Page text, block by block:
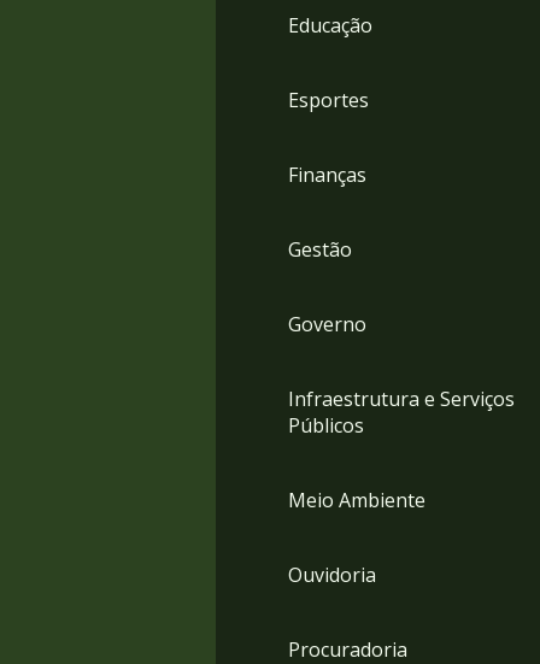
Educação
Esportes
Finanças
Gestão
Governo
Infraestrutura e Serviços
Públicos
Meio Ambiente
Ouvidoria
Procuradoria